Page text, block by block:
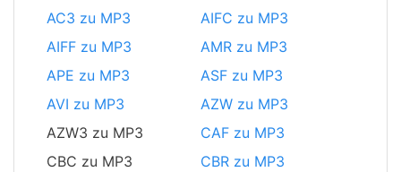
AC3 zu MP3
AIFC zu MP3
AIFF zu MP3
AMR zu MP3
APE zu MP3
ASF zu MP3
AVI zu MP3
AZW zu MP3
AZW3 zu MP3
CAF zu MP3
CBC zu MP3
CBR zu MP3